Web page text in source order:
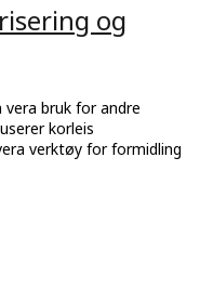
og
bruk for andre
korleis
verktøy for formidling